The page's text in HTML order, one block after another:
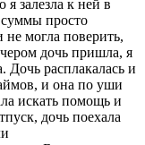
залезла к ней в
просто
могла поверить,
дочь пришла, я
Дочь расплакалась и
и она по уши
искать помощь и
дочь поехала